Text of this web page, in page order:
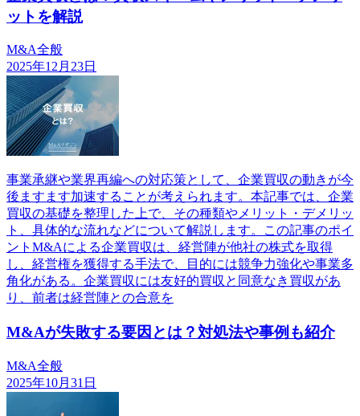
ットを解説
M&A全般
2025年12月23日
事業承継や業界再編への対応策として、企業買収の動きが今
後ますます加速することが考えられます。本記事では、企業
買収の基礎を整理した上で、その種類やメリット・デメリッ
ト、具体的な流れなどについて解説します。この記事のポイ
ントM&Aによる企業買収は、経営陣が他社の株式を取得
し、経営権を獲得する手法で、目的には競争力強化や事業多
角化がある。企業買収には友好的買収と同意なき買収があ
り、前者は経営陣との合意を
M&Aが失敗する要因とは？対処法や事例も紹介
M&A全般
2025年10月31日